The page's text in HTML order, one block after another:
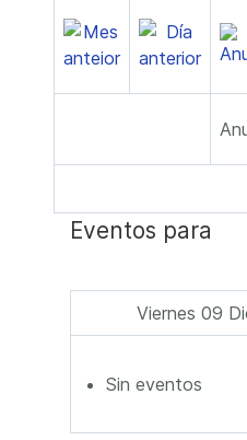
Eventos para
Viernes 09
Sin eventos